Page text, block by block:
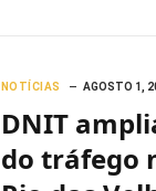
NOTÍCIAS AGOSTO 1,
DNIT
do tráfego